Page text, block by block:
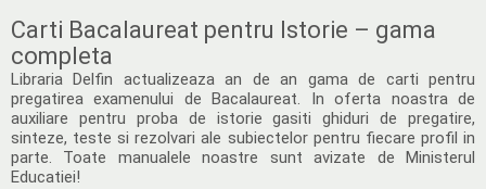
Carti Bacalaureat pentru Istorie – gama
completa
Libraria Delfin actualizeaza an de an gama de carti pentru
pregatirea examenului de Bacalaureat. In oferta noastra de
auxiliare pentru proba de istorie gasiti ghiduri de pregatire,
sinteze, teste si rezolvari ale subiectelor pentru fiecare profil in
parte. Toate manualele noastre sunt avizate de Ministerul
Educatiei!